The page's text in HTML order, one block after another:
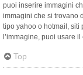
puoi inserire immagini
immagini che si trovano
tipo yahoo o hotmail, siti
l’immagine, puoi usare
Top